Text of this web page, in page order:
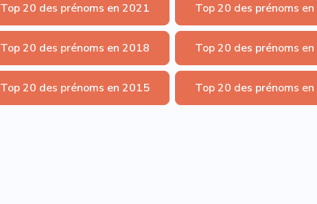
Top 20 des prénoms en 2021 Top 20 des prénoms
Top 20 des prénoms en 2018 Top 20 des prénoms
Top 20 des prénoms en 2015 Top 20 des prénoms